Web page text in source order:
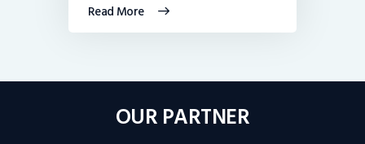
Read More
OUR PARTNER